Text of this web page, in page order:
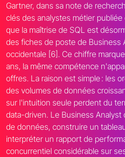
Gartner, dans sa note de
clés des analystes métier
que la maîtrise de SQL est
des fiches de poste de Business
occidentale [6]. Ce chiffre
ans, la même compétence
offres. La raison est simple : les
des volumes de données
sur l'intuition seule perdent du
data-driven. Le Business
de données, construire un
interpréter un rapport de
concurrentiel considérable sur